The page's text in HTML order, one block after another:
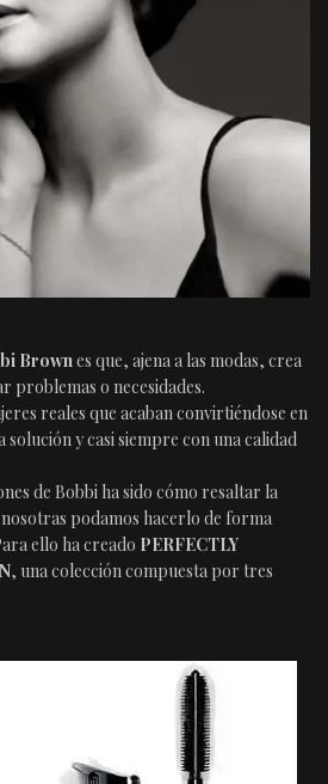
Brown es que, ajena a las modas, crea
problemas o necesidades.
reales que acaban convirtiéndose en
y casi siempre con una calidad
de Bobbi ha sido cómo resaltar la
podamos hacerlo de forma
ello ha creado PERFECTLY
, una colección compuesta por tres